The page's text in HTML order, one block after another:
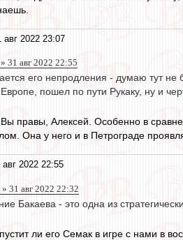
авг 2022 23:07
31 авг 2022 22:55
его непродления - думаю тут не
Европе, пошел по пути Рукаку, ну и
правы, Алексей. Особенно в
Она у него и в Петрограде
авг 2022 22:55
31 авг 2022 22:32
Бакаева - это одна из
ли его Семак в игре с нами в